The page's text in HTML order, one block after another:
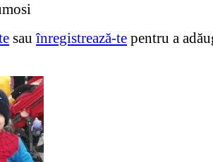
sauînregistrează-te pentru a